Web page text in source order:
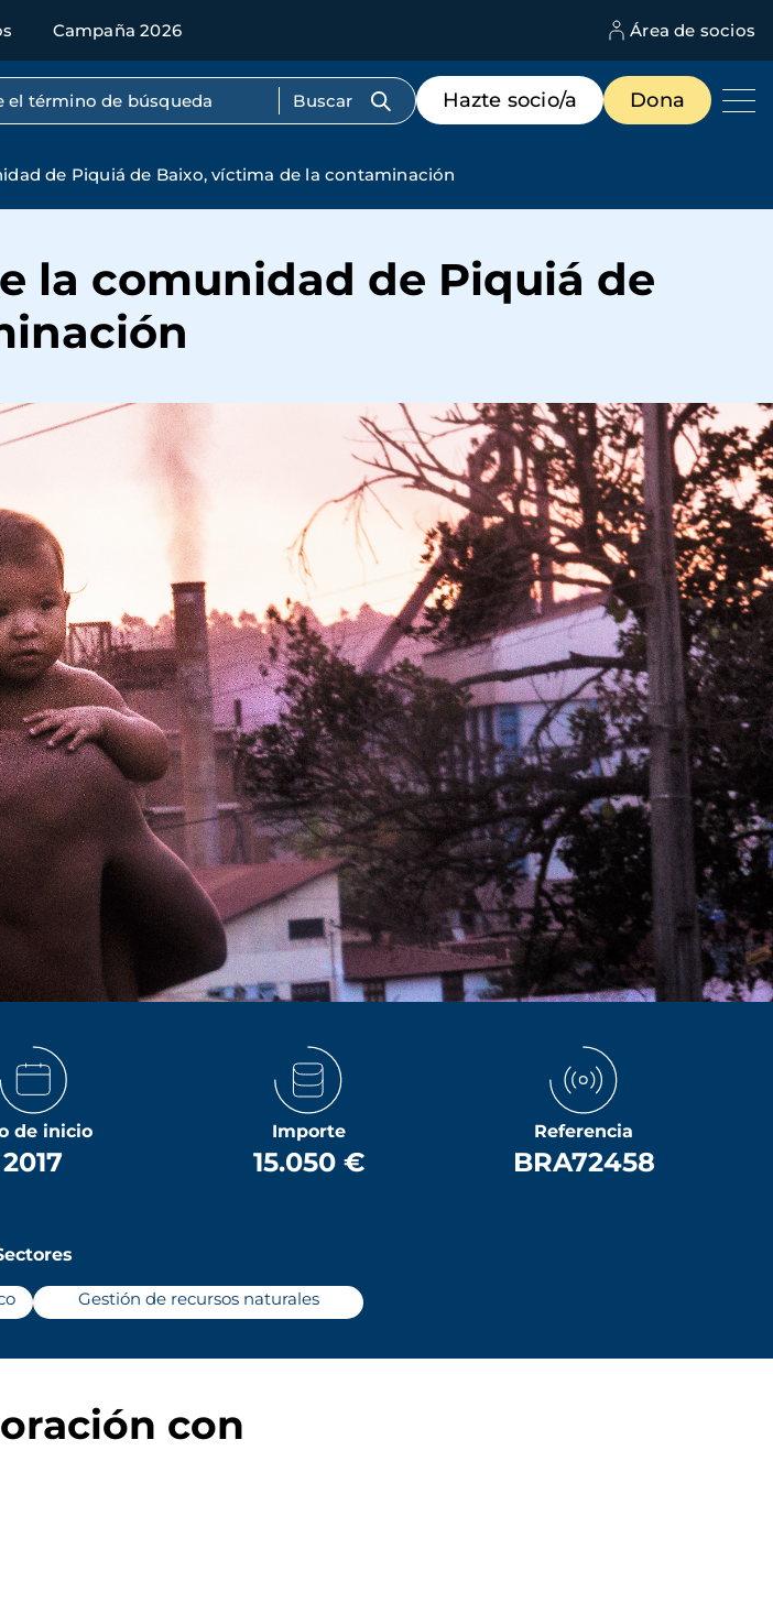
Campaña 2026 Área de socios
por texto completo
Menú
de
destacados
Hazte socio/a Dona
de Piquiá de Baixo, víctima de la contaminación
la comunidad de Piquiá de
de inicio
2017
Importe
15.050 €
Referencia
BRA72458
Gestión de recursos naturales
con